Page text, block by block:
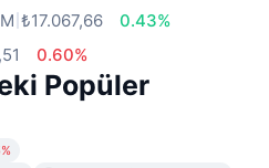
₺17.067,66
0.43%
0.60%
Popüler